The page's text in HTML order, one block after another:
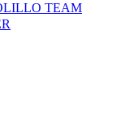
TEAM